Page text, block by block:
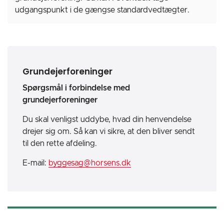
udgangspunkt i de gængse standardvedtægter.
Grundejerforeninger
Spørgsmål i forbindelse med
grundejerforeninger
Du skal venligst uddybe, hvad din henvendelse
drejer sig om. Så kan vi sikre, at den bliver sendt
til den rette afdeling.
E-mail: byggesag@horsens.dk